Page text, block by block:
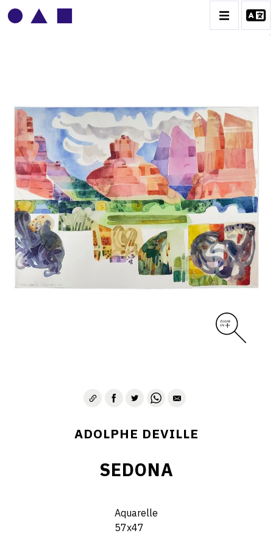
ADOLPHE DEVILLE
BIOGRAPHIE
CATALOGUE DES OEUVRES
CONTACT
ADOLPHE DEVILLE
SEDONA
Aquarelle
57x47